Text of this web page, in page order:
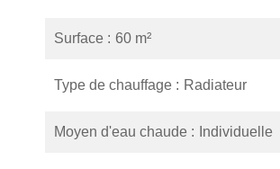
Surface 60 m²
Type de chauffage Radiateur
Moyen d'eau chaude Individuelle